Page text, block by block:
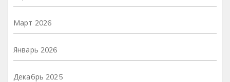
Март 2026
Январь 2026
Декабрь 2025